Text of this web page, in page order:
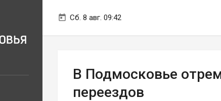
Сб. 8 авг. 09:42
В Подмосковье
переездов